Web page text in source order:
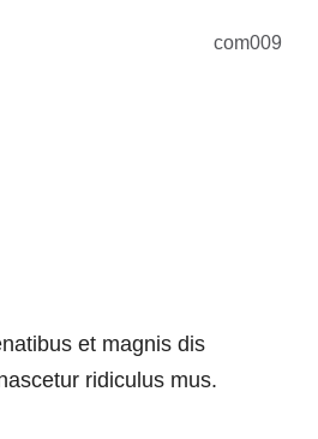
et magnis dis
ridiculus mus.